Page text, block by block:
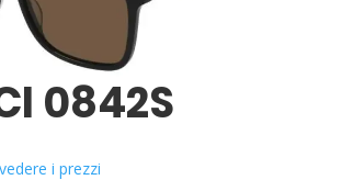
0842S
i prezzi